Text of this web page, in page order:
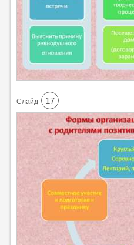
Cлайд 17